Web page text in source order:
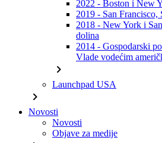
2022 - Boston i New
2019 - San
2018 - New York i
dolina
2014 - Gospodarski
Vlade vodećim
chevron_right
Launchpad USA
chevron_right
Novosti
Novosti
Objave za medije